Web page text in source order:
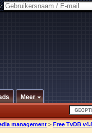
Meer
management > Free TvDB